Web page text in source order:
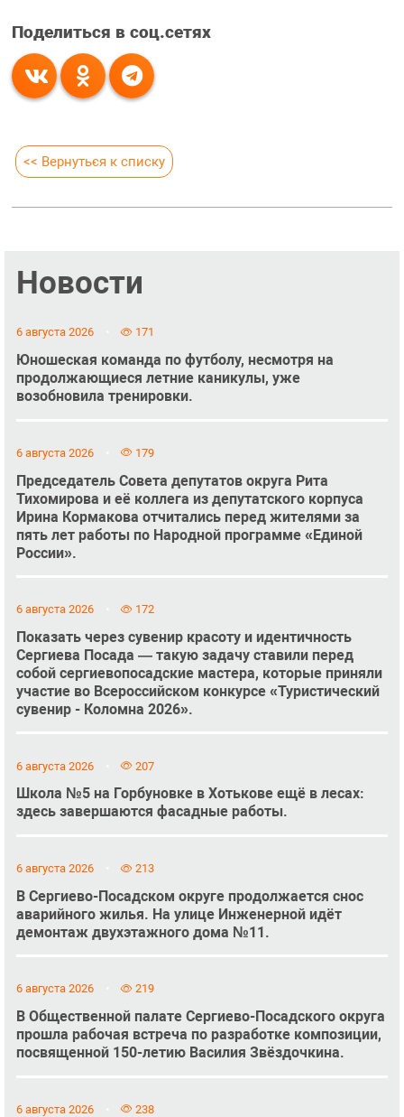
Поделиться в соц.сетях
<< Вернуться к списку
Новости
6 августа 2026 171
Юношеская команда по футболу, несмотря на
продолжающиеся летние каникулы, уже
возобновила тренировки.
6 августа 2026 179
Председатель Совета депутатов округа Рита
Тихомирова и её коллега из депутатского корпуса
Ирина Кормакова отчитались перед жителями за
пять лет работы по Народной программе «Единой
России».
6 августа 2026 172
Показать через сувенир красоту и идентичность
Сергиева Посада — такую задачу ставили перед
собой сергиевопосадские мастера, которые приняли
участие во Всероссийском конкурсе «Туристический
сувенир - Коломна 2026».
6 августа 2026 207
Школа №5 на Горбуновке в Хотькове ещё в лесах:
здесь завершаются фасадные работы.
6 августа 2026 213
В Сергиево-Посадском округе продолжается снос
аварийного жилья. На улице Инженерной идёт
демонтаж двухэтажного дома №11.
6 августа 2026 219
В Общественной палате Сергиево-Посадского округа
прошла рабочая встреча по разработке композиции,
посвященной 150-летию Василия Звёздочкина.
6 августа 2026 238